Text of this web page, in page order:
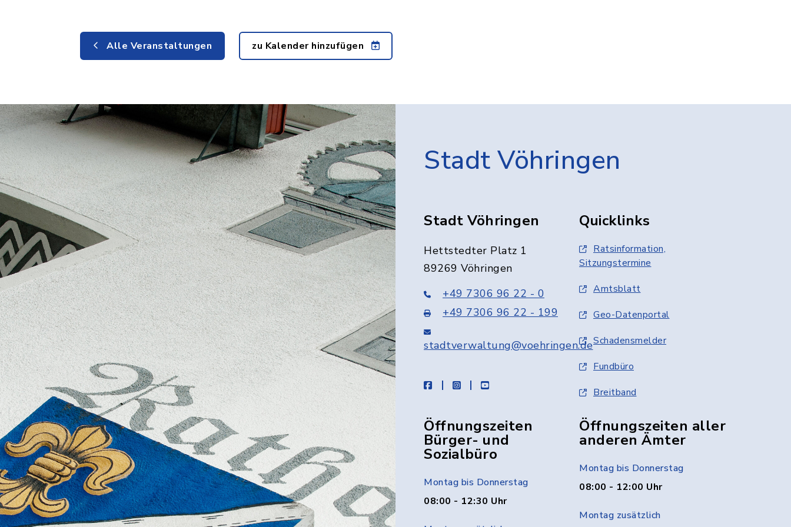
Alle Veranstaltungen zu Kalender hinzufügen
Stadt Vöhringen
Stadt Vöhringen
Hettstedter Platz 1
89269 Vöhringen
+49 7306 96 22 - 0
+49 7306 96 22 - 199
stadtverwaltung@voehringen.de
facebookinstagramyoutube
Quicklinks
Ratsinformation,
Sitzungstermine
Amtsblatt
Geo-Datenportal
Schadensmelder
Fundbüro
Breitband
Öffnungszeiten
Bürger- und
Sozialbüro
Montag bis Donnerstag
08:00 - 12:30 Uhr
Öffnungszeiten aller
anderen Ämter
Montag bis Donnerstag
08:00 - 12:00 Uhr
Montag zusätzlich